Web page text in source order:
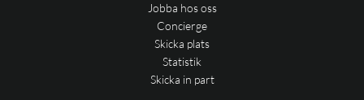
Jobba hos oss
Concierge
Skicka plats
Statistik
Skicka in part